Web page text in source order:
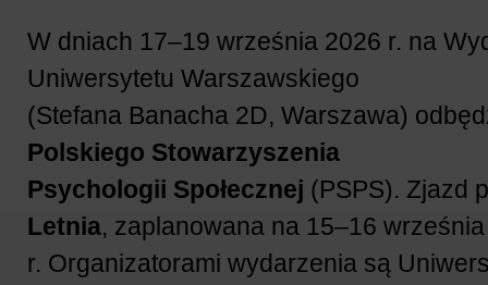
W dniach 17–19 września 2026 r. na
Uniwersytetu Warszawskiego
(Stefana Banacha 2D, Warszawa)
Polskiego Stowarzyszenia
Psychologii Społecznej (PSPS). Zjazd
Letnia, zaplanowana na 15–16
r. Organizatorami wydarzenia są